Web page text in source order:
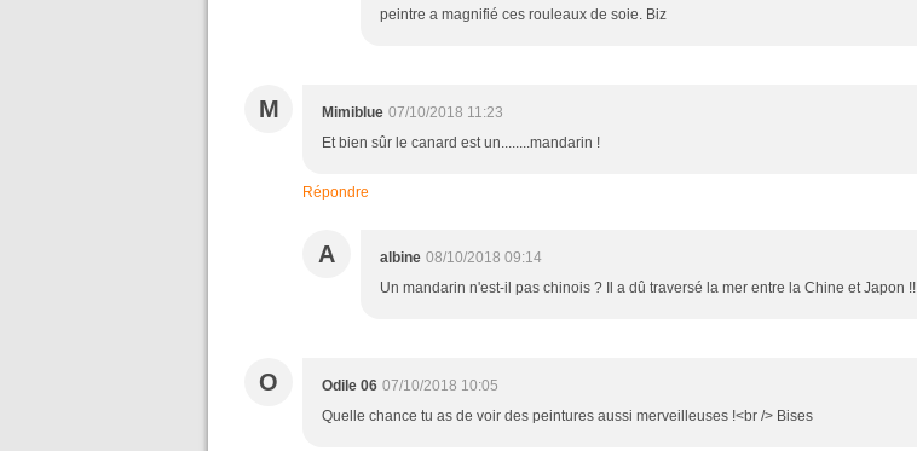
peintre a magnifié ces rouleaux de soie. Biz
M Mimiblue 07/10/2018 11:23
Et bien sûr le canard est un........mandarin !
Répondre
A albine 08/10/2018 09:14
Un mandarin n'est-il pas chinois ? Il a dû traversé la mer entre la Chine et Japon !!
O Odile 06 07/10/2018 10:05
Quelle chance tu as de voir des peintures aussi merveilleuses !<br /> Bises